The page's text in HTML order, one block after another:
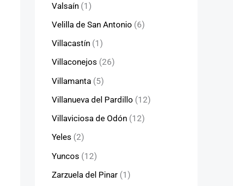
Valsaín (1)
Velilla de San Antonio (6)
Villacastín (1)
Villaconejos (26)
Villamanta (5)
Villanueva del Pardillo (12)
Villaviciosa de Odón (12)
Yeles (2)
Yuncos (12)
Zarzuela del Pinar (1)